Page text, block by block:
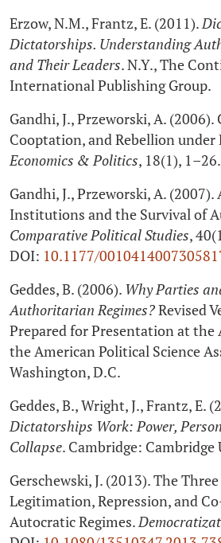
Erzow, N.M., Frantz, E. (2011).
Dictatorships. Understanding
and Their Leaders. N.Y., The
International Publishing Group.
Gandhi, J., Przeworski, A.
Cooptation, and Rebellion
Economics & Politics, 18(1), 1–26.
Gandhi, J., Przeworski, A.
Institutions and the Survival of
Comparative Political Studies,
DOI: 10.1177/
Geddes, B. (2006). Why Parties
Authoritarian Regimes?Revised
Prepared for Presentation at the
the American Political Science
Washington, D.C.
Geddes, B., Wright, J., Frantz, E.
Dictatorships Work: Power,
Collapse. Cambridge: Cambridge
Gerschewski, J. (2013). The
Legitimation, Repression, and
Autocratic Regimes.